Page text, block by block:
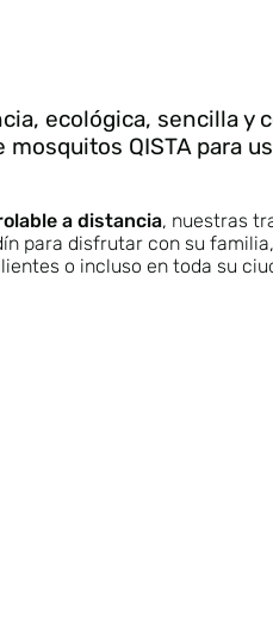
ecológica, sencilla y
mosquitos QISTA para
a distancia, nuestras
para disfrutar con su
o incluso en toda su